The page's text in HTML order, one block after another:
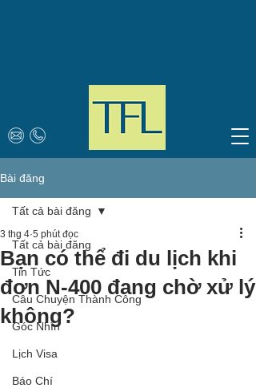
Bài đăng
Tất cả bài đăng
Tin Tức
Câu Chuyện Thành Công
Góc Nhìn
Lịch Visa
Báo Chí
Tất cả bài đăng
Bạn có thể đi du lịch khi
đơn N-400 đang chờ xử lý
không?
3 thg 4 5 phút đọc